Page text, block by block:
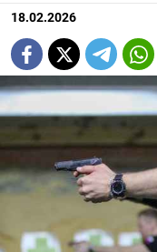
18.02.2026